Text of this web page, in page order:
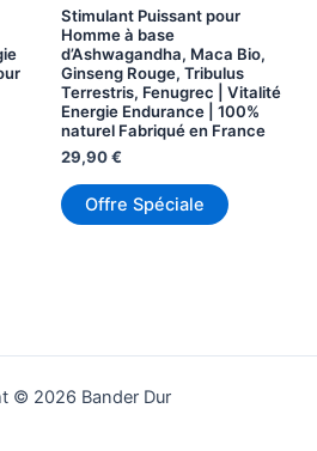
Stimulant Puissant pour
Homme à base
d’Ashwagandha, Maca Bio,
Ginseng Rouge, Tribulus
Terrestris, Fenugrec | Vitalité
Energie Endurance | 100%
naturel Fabriqué en France
29,90€
Offre Spéciale
© 2026 Bander Dur